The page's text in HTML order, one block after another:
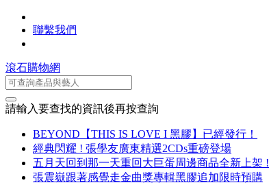
聯繫我們
滾石購物網
請輸入要查找的資訊後再按查詢
BEYOND【THIS IS LOVE I 黑膠】已經發行！
經典閃耀 ! 張學友廣東精選2CDs重磅登場
五月天回到那一天重回大巨蛋周邊商品全新上架 !
張震嶽跟著感覺走金曲獎專輯黑膠追加限時預購